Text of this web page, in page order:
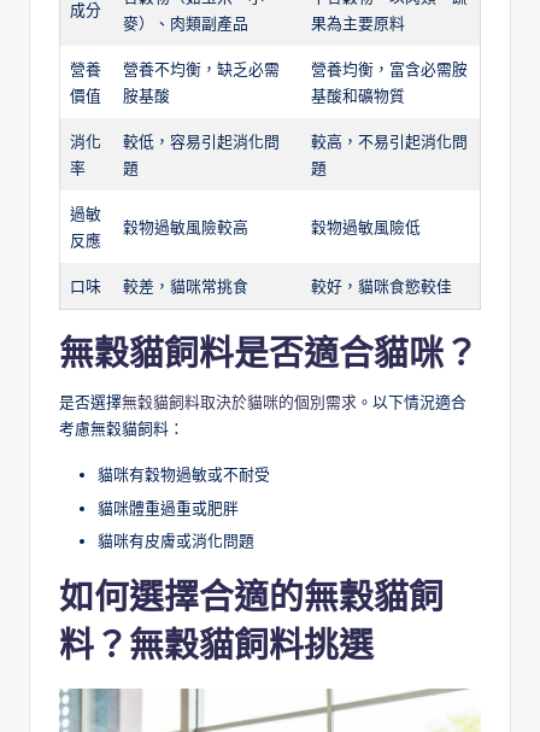
成分
麥）、肉類副產品
果為主要原料
營養
價值
營養不均衡，缺乏必需
胺基酸
營養均衡，富含必需胺
基酸和礦物質
消化
率
較低，容易引起消化問
題
較高，不易引起消化問
題
過敏
反應
穀物過敏風險較高 穀物過敏風險低
口味 較差，貓咪常挑食 較好，貓咪食慾較佳
無穀貓飼料是否適合貓咪？
是否選擇無穀貓飼料取決於貓咪的個別需求 。以下情況適合
考慮無穀貓飼料：
貓咪有穀物過敏或不耐受
貓咪體重過重或肥胖
貓咪有皮膚或消化問題
如何選擇合適的無穀貓飼
料？無穀貓飼料挑選